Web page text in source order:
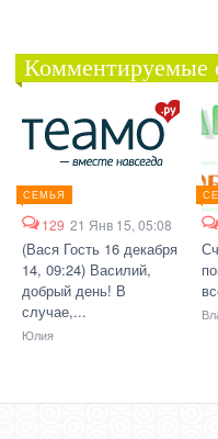
Комментируемые
СЕМЬЯ
129 21 Янв 15, 05:08
(Вася Гость 16 декабря
14, 09:24) Василий,
добрый день! В
случае,...
Юлия